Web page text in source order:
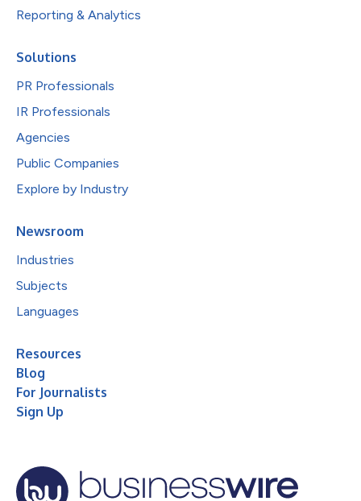
Reporting & Analytics
Solutions
PR Professionals
IR Professionals
Agencies
Public Companies
Explore by Industry
Newsroom
Industries
Subjects
Languages
Resources
Blog
For Journalists
Sign Up